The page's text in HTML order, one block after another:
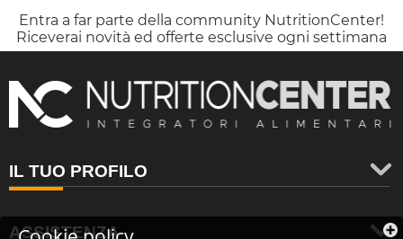
Entra a far parte della community NutritionCenter!
Riceverai novità ed offerte esclusive ogni settimana
IL TUO PROFILO
ASSISTENZA